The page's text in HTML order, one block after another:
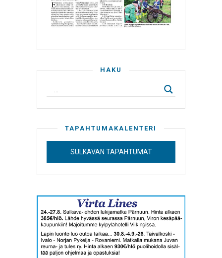
HAKU
TAPAHTUMAKALENTERI
SULKAVAN TAPAHTUMAT